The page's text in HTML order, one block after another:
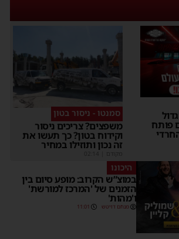
פותח
סמנטו - ניסור בטון
משפצים? צריכים ניסור
וקידוח בטון? כך תעשו את
זה נכון ותוזילו במחיר
מקודם
היכונו
במוצ”ש הקרוב: מופע סיום בין
הזמנים של 'המרכז למורשת'
ו'מהות'
מנחם דויטש 11:01